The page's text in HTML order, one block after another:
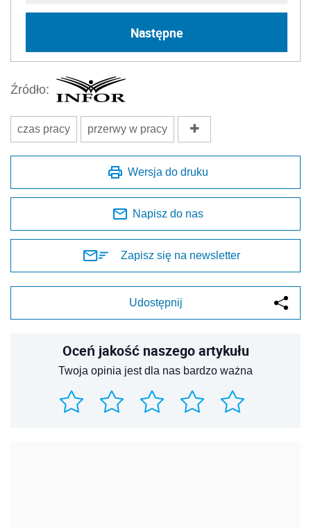
Następne
Źródło:
czas pracy przerwy w pracy
Wersja do druku
Napisz do nas
Zapisz się na newsletter
Udostępnij
Oceń jakość naszego artykułu
Twoja opinia jest dla nas bardzo ważna